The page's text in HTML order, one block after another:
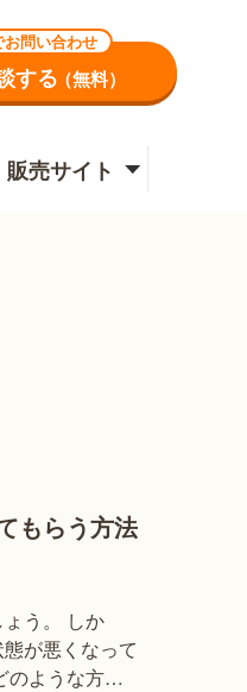
問い合わせ
する（無料）
販売サイト
もらう方法
う。 しか
が悪くなって
のような方法